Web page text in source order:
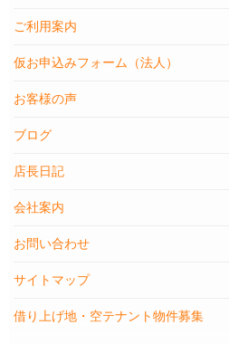
ご利用案内
仮お申込みフォーム（法人）
お客様の声
ブログ
店長日記
会社案内
お問い合わせ
サイトマップ
借り上げ地・空テナント物件募集